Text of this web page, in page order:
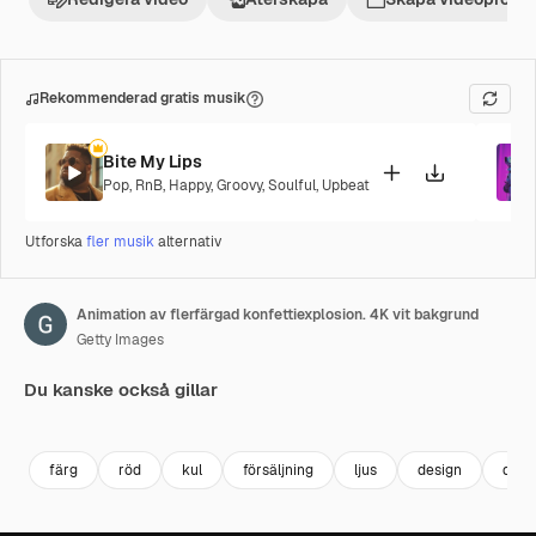
Rekommenderad gratis musik
Bite My Lips
Pop, RnB, Happy,Groovy,Soulful, Upbeat
Utforskafler musikalternativ
Animation av flerfärgad konfettiexplosion. 4K vit bakgrund
Getty Images
Du kanske också gillar
färg röd kul försäljning ljus design